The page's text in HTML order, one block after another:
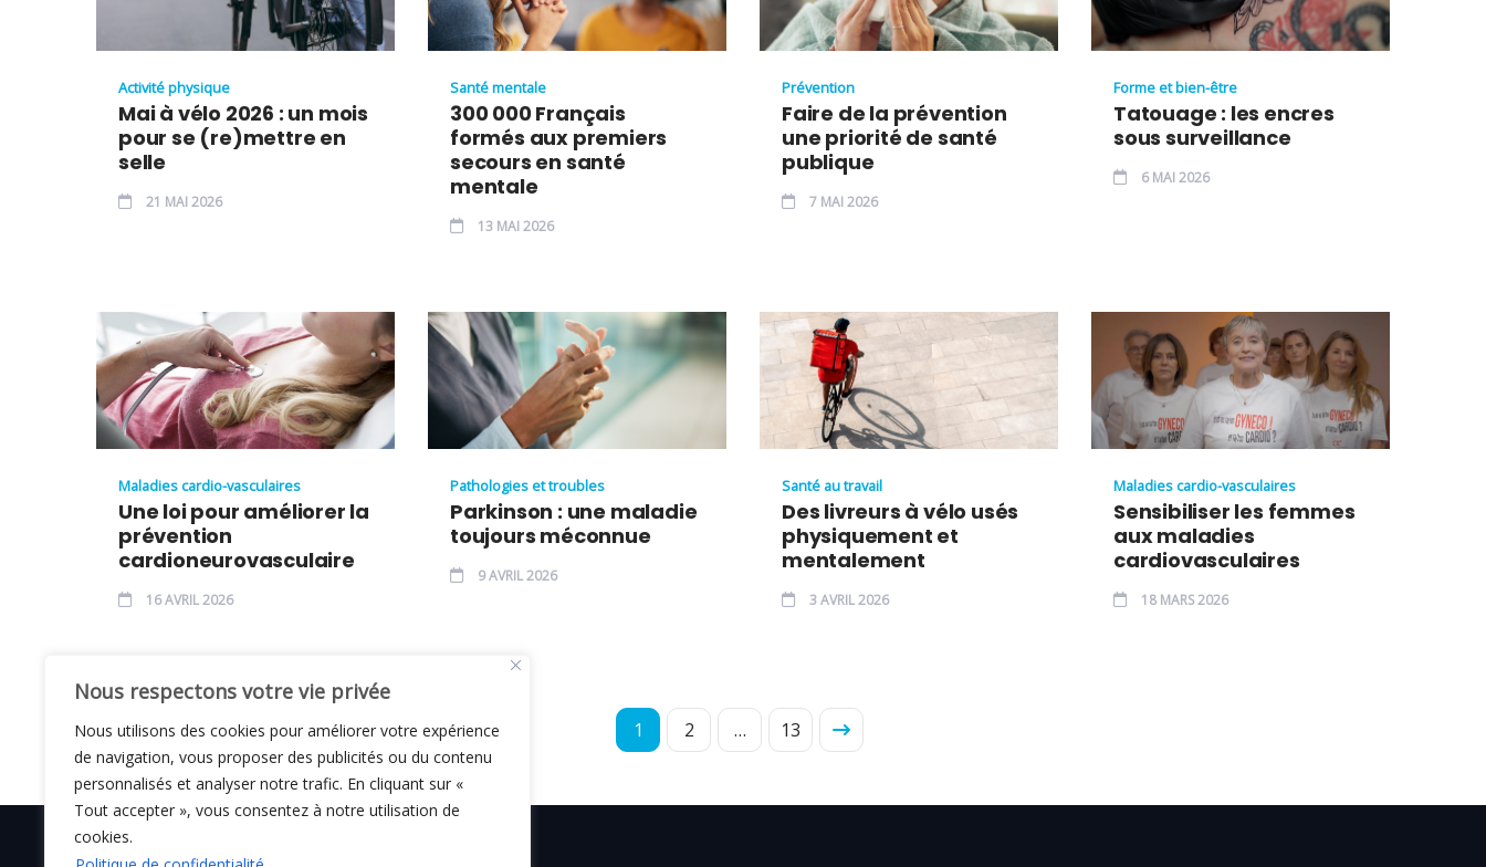
Nous respectons votre vie privée
Nous utilisons des cookies pour améliorer votre expérience
de navigation, vous proposer des publicités ou du contenu
personnalisés et analyser notre trafic. En cliquant sur «
Tout accepter », vous consentez à notre utilisation de
cookies.
Activité physique
Mai à vélo 2026 : un mois
pour se (re)mettre en
selle
21 MAI 2026
Santé mentale
300 000 Français
formés aux premiers
secours en santé
mentale
13 MAI 2026
Prévention
Faire de la prévention
une priorité de santé
publique
7 MAI 2026
Forme et bien-être
Tatouage : les encres
sous surveillance
6 MAI 2026
Maladies cardio-vasculaires
Une loi pour améliorer la
prévention
cardioneurovasculaire
16 AVRIL 2026
Pathologies et troubles
Parkinson : une maladie
toujours méconnue
9 AVRIL 2026
Santé au travail
Des livreurs à vélo usés
physiquement et
mentalement
3 AVRIL 2026
Maladies cardio-vasculaires
Sensibiliser les femmes
aux maladies
cardiovasculaires
18 MARS 2026
1 2 … 13